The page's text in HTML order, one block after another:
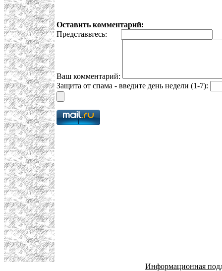
Оставить комментарий:
Представьтесь:
Ваш комментарий:
Защита от спама - введите день недели (1-7):
Информационная